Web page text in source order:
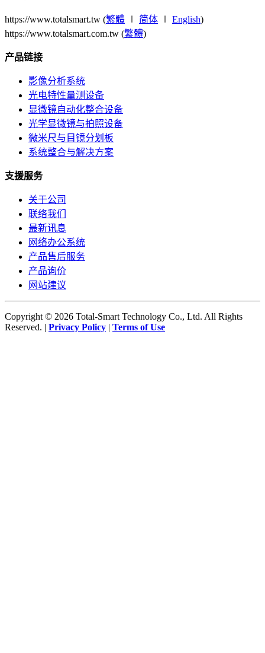
https://www.totalsmart.tw (繁體 ∣ 简体 ∣ English)
https://www.totalsmart.com.tw (繁體)
产品链接
影像分析系统
光电特性量测设备
显微镜自动化整合设备
光学显微镜与拍照设备
微米尺与目镜分划板
系统整合与解决方案
支援服务
关于公司
联络我们
最新讯息
网络办公系统
产品售后服务
产品询价
网站建议
Copyright © 2026 Total-Smart Technology Co., Ltd. All Rights
Reserved. | Privacy Policy | Terms of Use